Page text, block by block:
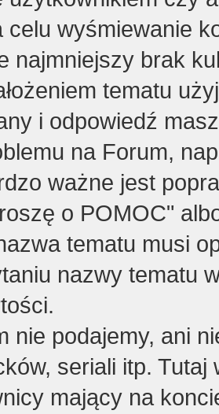
celu wyśmiewanie
najmniejszy brak
tematu
i odpowiedź
na Forum,
ważne jest
o POMOC"
tematu musi
nazwy tematu
nie podajemy, ani
seriali itp. Tutaj
mający na